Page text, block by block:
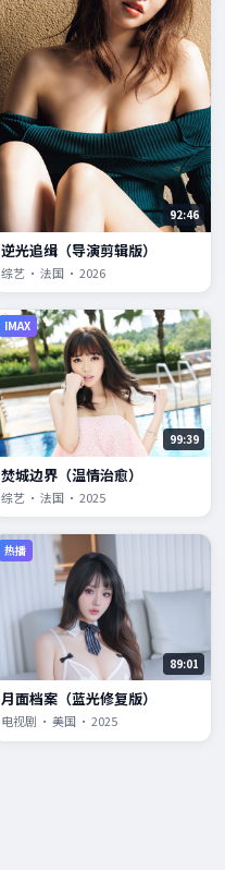
92:46
逆光追缉（导演剪辑版）
综艺 · 法国 · 2026
IMAX
99:39
焚城边界（温情治愈）
综艺 · 法国 · 2025
热播
89:01
月面档案（蓝光修复版）
电视剧 · 美国 · 2025